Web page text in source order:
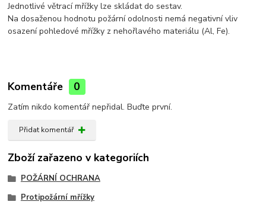
Jednotlivé větrací mřížky lze skládat do sestav.
Na dosaženou hodnotu požární odolnosti nemá negativní vliv
osazení pohledové mřížky z nehořlavého materiálu (Al, Fe).
Komentáře 0
Zatím nikdo komentář nepřidal. Buďte první.
Přidat komentář
Zboží zařazeno v kategoriích
POŽÁRNÍ OCHRANA
Protipožární mřížky